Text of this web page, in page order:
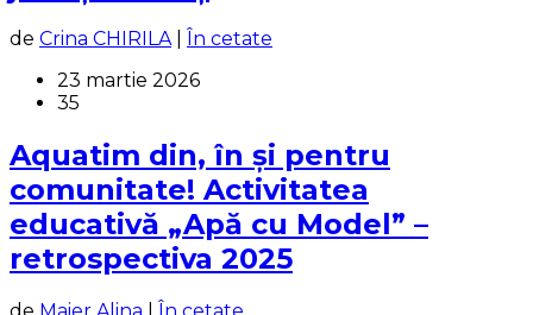
de Crina CHIRILA|
În cetate
23 martie 2026
35
Aquatim din, în și pentru
comunitate! Activitatea
educativă „Apă cu Model” –
retrospectiva 2025